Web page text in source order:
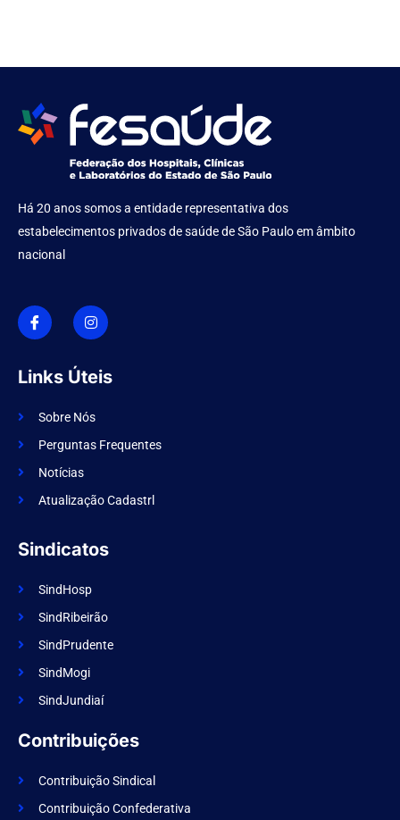
Há 20 anos somos a entidade representativa dos
estabelecimentos privados de saúde de São Paulo em âmbito
nacional
I
c
o
n
f
a
e
o
k
I
n
s
t
g
r
m
Links Úteis
Sobre Nós
Perguntas Frequentes
Notícias
Atualização Cadastrl
Sindicatos
SindHosp
SindRibeirão
SindPrudente
SindMogi
SindJundiaí
Contribuições
Contribuição Sindical
Contribuição Confederativa